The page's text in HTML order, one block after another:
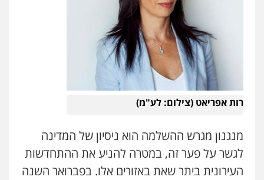
רות אפריאט (צילום: לע"מ)
מנגנון מגרש ההשלמה הוא ניסיון של המדינה
לגשר על פער זה, במטרה להניע את ההתחדשות
העירונית ביתר שאת באזורים אלו. בפברואר השנה
עו"ד ד"ר איתן פינקלשטיין
כלכלי הלבנת הון חילוט
0507061374
נדל"ן / עסקים תעבורה
הוצאה לפועל
0545402829